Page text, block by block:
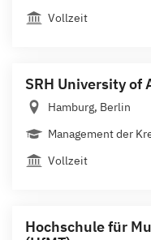
Vollzeit
SRH University of
Hamburg, Berlin
Management der
Vollzeit
Hochschule für